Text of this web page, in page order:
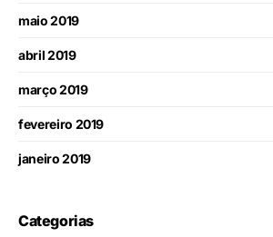
maio 2019
abril 2019
março 2019
fevereiro 2019
janeiro 2019
Categorias